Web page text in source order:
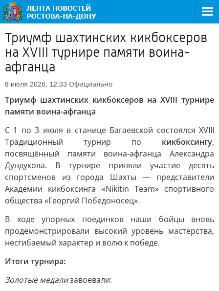
Триумф шахтинских кикбоксеров
на XVIII турнире памяти воина-
афганца
8 июля 2026, 12:33 Официально
Триумф шахтинских кикбоксеров на XVIII турнире
памяти воина-афганца
С 1 по 3 июля в станице Багаевской состоялся XVIII
Традиционный турнир по кикбоксингу,
посвящённый памяти воина-афганца Александра
Дундукова. В турнире приняли участие десять
спортсменов из города Шахты — представители
Академии кикбоксинга «Nikitin Team» спортивного
общества «Георгий Победоносец».
В ходе упорных поединков наши бойцы вновь
продемонстрировали высокий уровень мастерства,
несгибаемый характер и волю к победе.
Итоги турнира:
Золотые медализавоевали: